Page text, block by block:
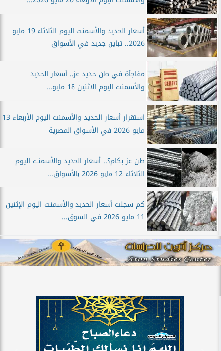
أسعار الحديد والأسمنت اليوم الثلاثاء 19 مايو
2026.. تباين جديد في الأسواق
مفاجأة في طن حديد عز.. أسعار الحديد
والأسمنت اليوم الاثنين 18 مايو...
استقرار أسعار الحديد والأسمنت اليوم الأربعاء 13
مايو 2026 في الأسواق المصرية
طن عز بكام؟.. أسعار الحديد والأسمنت اليوم
الثلاثاء 12 مايو 2026 بالأسواق...
كم سجلت أسعار الحديد والأسمنت اليوم الإثنين
11 مايو 2026 في السوق...